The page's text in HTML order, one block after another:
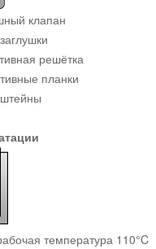
клапан
решётка
планки
температура 110°C